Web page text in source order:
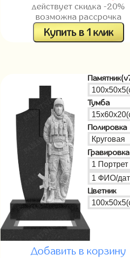
действует скидка -20%
возможна рассрочка
Купить в 1 клик
Тумба
Полировка
Гравировка
Цветник
Добавить в корзину